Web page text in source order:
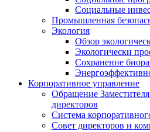
Социальные
Промышленная
Экология
Обзор
Экологически
Сохранение
Корпоративное управление
Обращение
директоров
Система
Совет директоров и